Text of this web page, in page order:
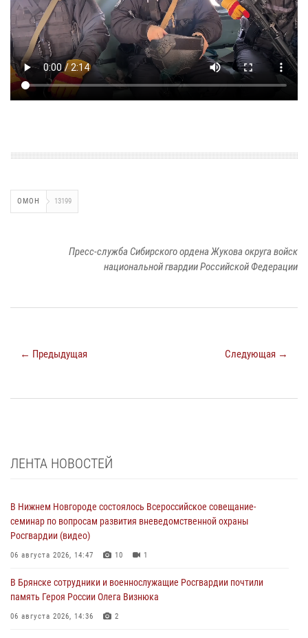
ОМОН 13199
Пресс-служба Сибирского ордена Жукова округа войск
национальной гвардии Российской Федерации
← Предыдущая Следующая →
ЛЕНТА НОВОСТЕЙ
В Нижнем Новгороде состоялось Всероссийское совещание-
семинар по вопросам развития вневедомственной охраны
Росгвардии (видео)
06 августа 2026, 14:47 10 1
В Брянске сотрудники и военнослужащие Росгвардии почтили
память Героя России Олега Визнюка
06 августа 2026, 14:36 2